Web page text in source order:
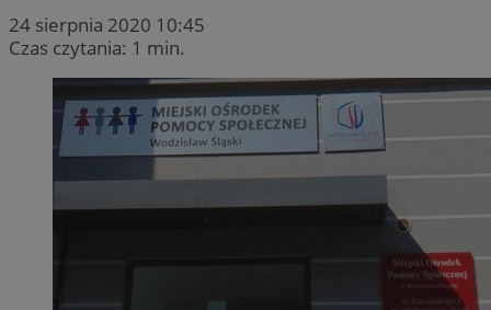
24 sierpnia 2020 10:45
Czas czytania: 1 min.